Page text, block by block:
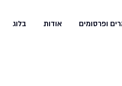
ופרסומים אודות בלוג